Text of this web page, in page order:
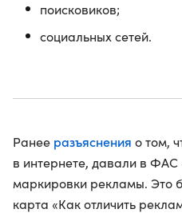
поисковиков;
социальных сетей.
Ранее разъяснения о том,
в интернете, давали в
маркировки рекламы. Это
карта «Как отличить